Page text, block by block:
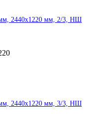
2440x1220 мм, 2/3, НШ
2440x1220 мм, 3/3, НШ